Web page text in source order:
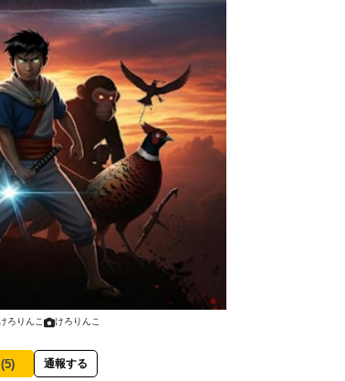
ろりんこ けろりんこ
5) 通報する